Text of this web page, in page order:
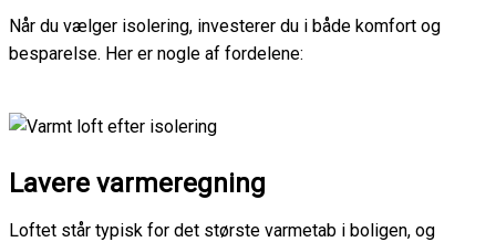
Når du vælger isolering, investerer du i både komfort og
besparelse. Her er nogle af fordelene:
Lavere varmeregning
Loftet står typisk for det største varmetab i boligen, og